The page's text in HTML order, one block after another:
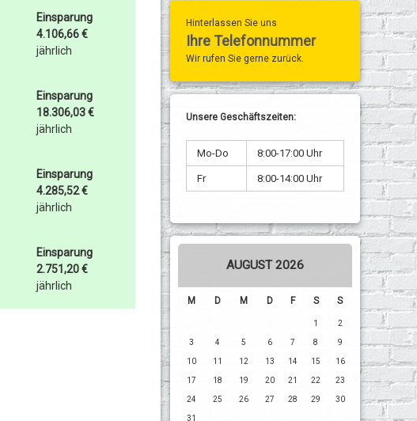
Einsparung
4.106,66 €
jährlich
Einsparung
18.306,03 €
jährlich
Einsparung
4.285,52 €
jährlich
Einsparung
2.751,20 €
jährlich
Hinterlassen Sie uns
Ihre Telefonnummer
Wir rufen Sie gerne zurück.
Unsere Geschäftszeiten:
Mo-Do 8:00-17:00 Uhr
Fr 8:00-14:00 Uhr
AUGUST 2026
M D M D F S S
1 2
3 4 5 6 7 8 9
10 11 12 13 14 15 16
17 18 19 20 21 22 23
24 25 26 27 28 29 30
31